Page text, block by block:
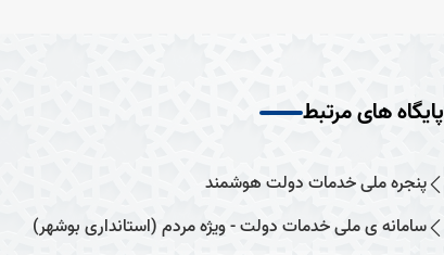
پایگاه های مرتبط
پنجره ملی خدمات دولت هوشمند
سامانه ی ملی خدمات دولت - ویژه مردم (استانداری بوشهر)